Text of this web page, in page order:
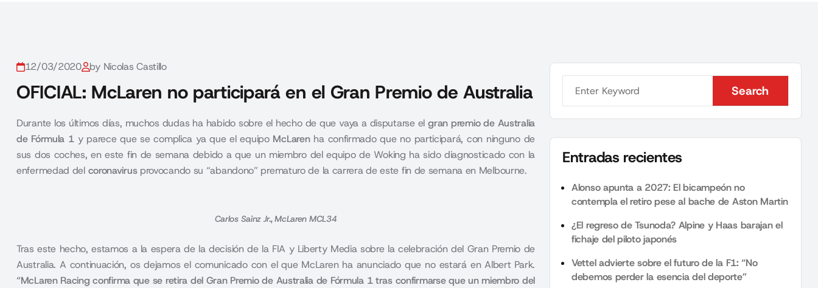
12/03/2020 by Nicolas Castillo
OFICIAL: McLaren no participará en el Gran Premio de Australia
Durante los últimos días, muchos dudas ha habido sobre el hecho de que vaya a disputarse elgran premio de Australia
de Fórmula 1y parece que se complica ya que el equipo McLarenha confirmado que no participará, con ninguno de
sus dos coches, en este fin de semana debido a que un miembro del equipo de Woking ha sido diagnosticado con la
enfermedad del coronavirusprovocando su “abandono” prematuro de la carrera de este fin de semana en Melbourne.
Carlos Sainz Jr., McLaren MCL34
Tras este hecho, estamos a la espera de la decisión de la FIA y Liberty Media sobre la celebración del Gran Premio de
Australia. A continuación, os dejamos el comunicado con el que McLaren ha anunciado que no estará en Albert Park.
“McLaren Racing confirma que se retira del Gran Premio de Australia de Fórmula 1 tras confirmarse que un miembro del
Search
Search
Entradas recientes
Alonso apunta a 2027: El bicampeón no
contempla el retiro pese al bache de Aston Martin
¿El regreso de Tsunoda? Alpine y Haas barajan el
fichaje del piloto japonés
Vettel advierte sobre el futuro de la F1: “No
debemos perder la esencia del deporte”